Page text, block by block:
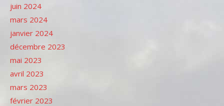
juin 2024
mars 2024
janvier 2024
décembre 2023
mai 2023
avril 2023
mars 2023
février 2023